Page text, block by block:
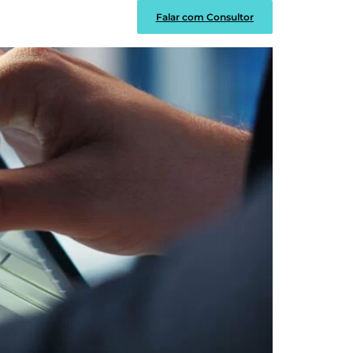
Falar com Consultor